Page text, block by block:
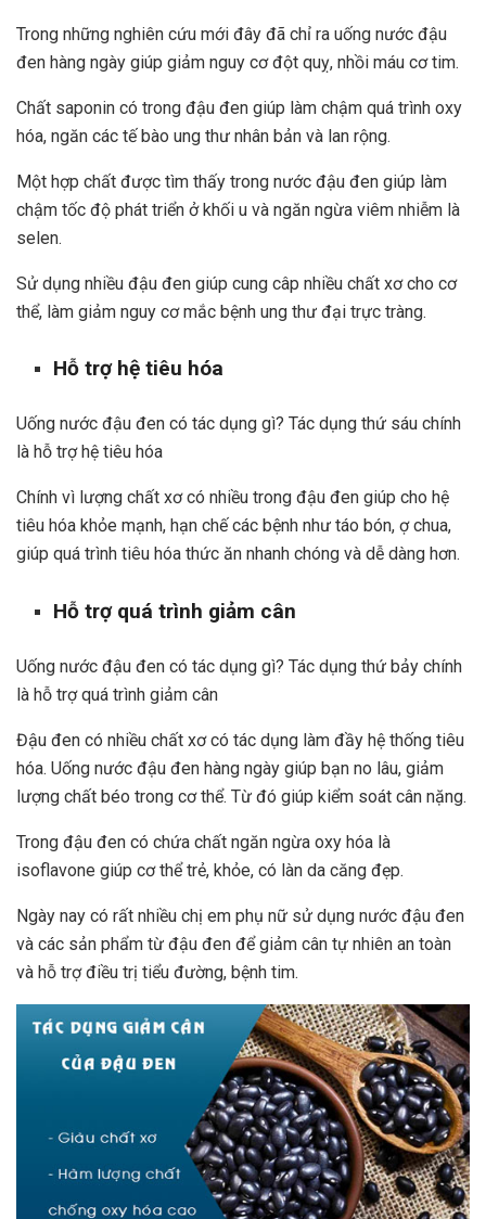
Trong những nghiên cứu mới đây đã chỉ ra uống nước đậu
đen hàng ngày giúp giảm nguy cơ đột quỵ, nhồi máu cơ tim.
Chất saponin có trong đậu đen giúp làm chậm quá trình oxy
hóa, ngăn các tế bào ung thư nhân bản và lan rộng.
Một hợp chất được tìm thấy trong nước đậu đen giúp làm
chậm tốc độ phát triển ở khối u và ngăn ngừa viêm nhiễm là
selen.
Sử dụng nhiều đậu đen giúp cung câp nhiều chất xơ cho cơ
thể, làm giảm nguy cơ mắc bệnh ung thư đại trực tràng.
Hỗ trợ hệ tiêu hóa
Uống nước đậu đen có tác dụng gì? Tác dụng thứ sáu chính
là hỗ trợ hệ tiêu hóa
Chính vì lượng chất xơ có nhiều trong đậu đen giúp cho hệ
tiêu hóa khỏe mạnh, hạn chế các bệnh như táo bón, ợ chua,
giúp quá trình tiêu hóa thức ăn nhanh chóng và dễ dàng hơn.
Hỗ trợ quá trình giảm cân
Uống nước đậu đen có tác dụng gì? Tác dụng thứ bảy chính
là hỗ trợ quá trình giảm cân
Đậu đen có nhiều chất xơ có tác dụng làm đầy hệ thống tiêu
hóa. Uống nước đậu đen hàng ngày giúp bạn no lâu, giảm
lượng chất béo trong cơ thể. Từ đó giúp kiểm soát cân nặng.
Trong đậu đen có chứa chất ngăn ngừa oxy hóa là
isoflavone giúp cơ thể trẻ, khỏe, có làn da căng đẹp.
Ngày nay có rất nhiều chị em phụ nữ sử dụng nước đậu đen
và các sản phẩm từ đậu đen để giảm cân tự nhiên an toàn
và hỗ trợ điều trị tiểu đường, bệnh tim.